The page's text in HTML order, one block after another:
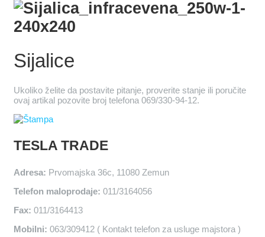
Sijalice
Ukoliko želite da postavite pitanje, proverite stanje ili poručite
ovaj artikal pozovite broj telefona 069/330-94-12.
TESLA TRADE
Adresa: Prvomajska 36c, 11080 Zemun
Telefon maloprodaje: 011/3164056
Fax: 011/3164413
Mobilni: 063/309412 ( Kontakt telefon za usluge majstora )